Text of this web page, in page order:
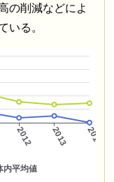
の削減などによ
いる。